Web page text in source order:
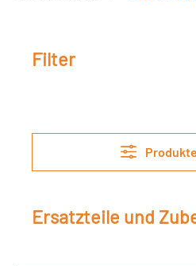
Filter
Ersatzteile und